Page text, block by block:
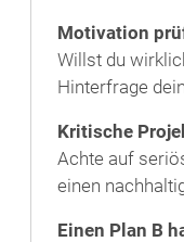
Motivation
Willst du
Hinterfrage
Kritische
Achte auf
einen
Einen Plan B